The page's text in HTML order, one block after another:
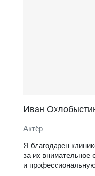
Иван
Актёр
Я благодарен
за их внимательное
и